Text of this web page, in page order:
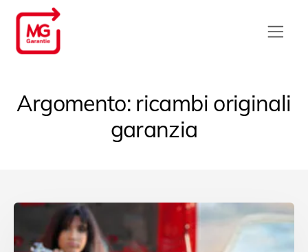
Argomento: ricambi originali
garanzia